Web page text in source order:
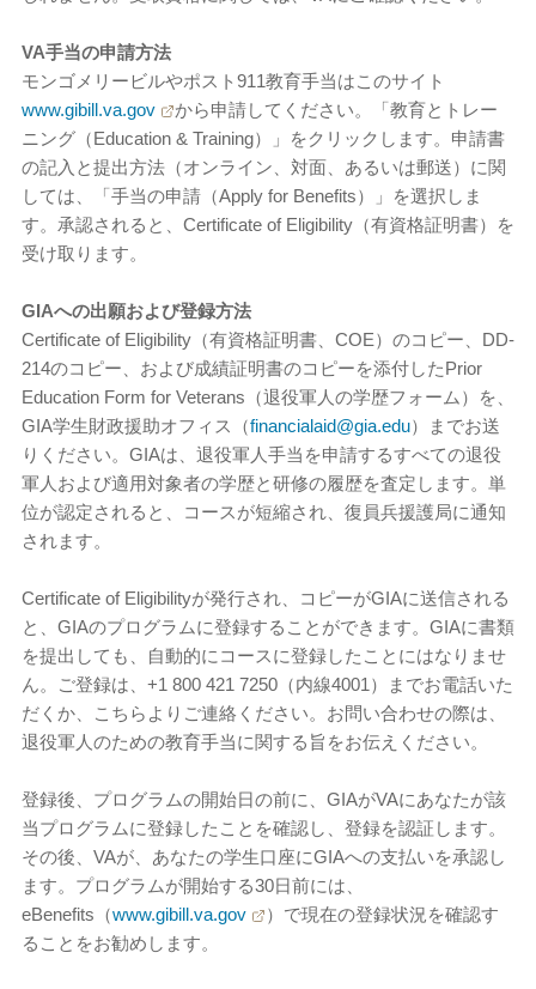
VA手当の申請方法
モンゴメリービルやポスト911教育手当はこのサイト
www.gibill.va.gov
から申請してください。「教育とトレー
ニング（Education & Training）」をクリックします。申請書
の記入と提出方法（オンライン、対面、あるいは郵送）に関
しては、「手当の申請（Apply for Benefits）」を選択しま
す。承認されると、Certificate of Eligibility（有資格証明書）を
受け取ります。
GIAへの出願および登録方法
Certificate of Eligibility（有資格証明書、COE）のコピー、DD-
214のコピー、および成績証明書のコピーを添付したPrior
Education Form for Veterans（退役軍人の学歴フォーム）を、
GIA学生財政援助オフィス
（financialaid@gia.edu）までお送
りください。GIAは、退役軍人手当を申請するすべての退役
軍人および適用対象者の学歴と研修の履歴を査定します。単
位が認定されると、コースが短縮され、復員兵援護局に通知
されます。
Certificate of Eligibilityが発行され、コピーがGIAに送信される
と、GIAのプログラムに登録することができます。GIAに書類
を提出しても、自動的にコースに登録したことにはなりませ
ん。ご登録は、+1 800 421 7250（内線4001）までお電話いた
だくか、こちらよりご連絡ください。お問い合わせの際は、
退役軍人のための教育手当に関する旨をお伝えください。
登録後、プログラムの開始日の前に、GIAがVAにあなたが該
当プログラムに登録したことを確認し、登録を認証します。
その後、VAが、あなたの学生口座にGIAへの支払いを承認し
ます。プログラムが開始する30日前には、
eBenefits （www.gibill.va.gov ） で現在の登録状況を確認す
ることをお勧めします。